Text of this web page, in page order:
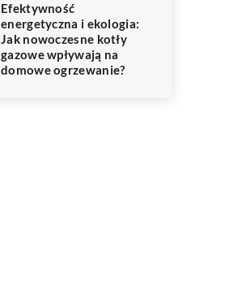
Efektywność
energetyczna i ekologia:
Jak nowoczesne kotły
gazowe wpływają na
domowe ogrzewanie?